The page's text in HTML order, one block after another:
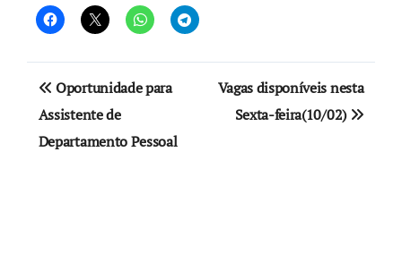
Navegação
de
Post
Oportunidade para
Assistente de
Departamento Pessoal
Vagas disponíveis nesta
Sexta-feira(10/02)